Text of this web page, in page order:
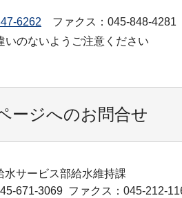
6262 ファクス：045-848-4281
のないようご注意ください
ージへのお問合せ
水サービス部給水維持課
671-3069 ファクス：045-212-